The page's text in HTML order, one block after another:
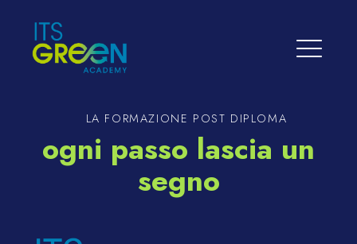
LA FORMAZIONE POST DIPLOMA
ogni passo lascia un
segno